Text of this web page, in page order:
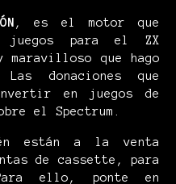
, es el motor que
juegos para el ZX
que hago
donaciones que
en juegos de
el Spectrum.
están a la venta
de cassette, para
ello, ponte en